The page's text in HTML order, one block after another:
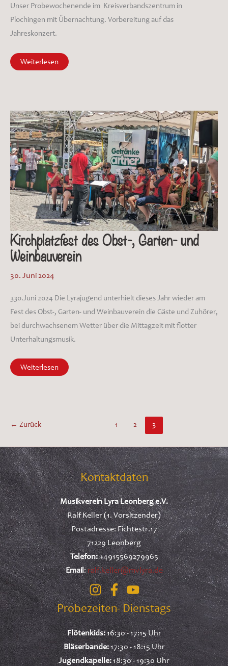
Unser Probewochenende im Kreisverbandszentrum in
Plochingen mit Übernachtung. Vorbereitung auf das
Jahreskonzert.
Probewochenende
Weiterlesen
Kirchplatzfest des Obst-, Garten- und
Weinbauverein
30. Juni 2024
330.Juni 2024 Die Lyrajugend unterhielt dieses Jahr wieder am
Fest des Obst-, Garten- und Weinbauverein die Gäste und Zuhörer,
bei durchwachsenem Wetter über die Mittagzeit mit flotter
Unterhaltungsmusik.
Kirchplatzfest
des
Weiterlesen
← Zurück 1 2 3
Kontaktdaten
Musikverein Lyra Leonberg e.V.
Ralf Keller (1. Vorsitzender)
Postadresse: Fichtestr.17
71229 Leonberg
Telefon:+4915569279965
Email:ralf.keller@mvlyra.de
Probezeiten- Dienstags
Flötenkids:16:30 - 17:15 Uhr
Bläserbande:17:30 - 18:15 Uhr
Jugendkapelle:18:30 - 19:30 Uhr